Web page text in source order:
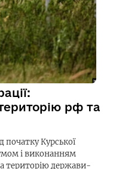
рф та
початку Курської
і виконанням
територію держави-